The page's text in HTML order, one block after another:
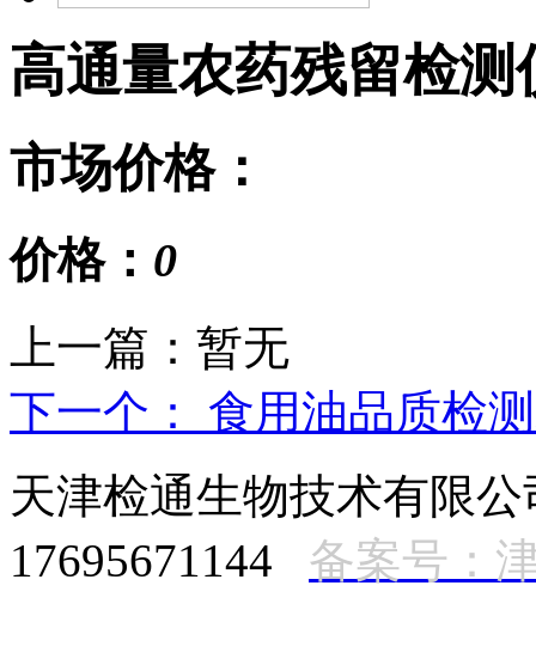
高通量农药残留检测
市场价格：
价格： 0
上一篇：暂无
下一个： 食用油品质检
天津检通生物技术有
17695671144 备案号：